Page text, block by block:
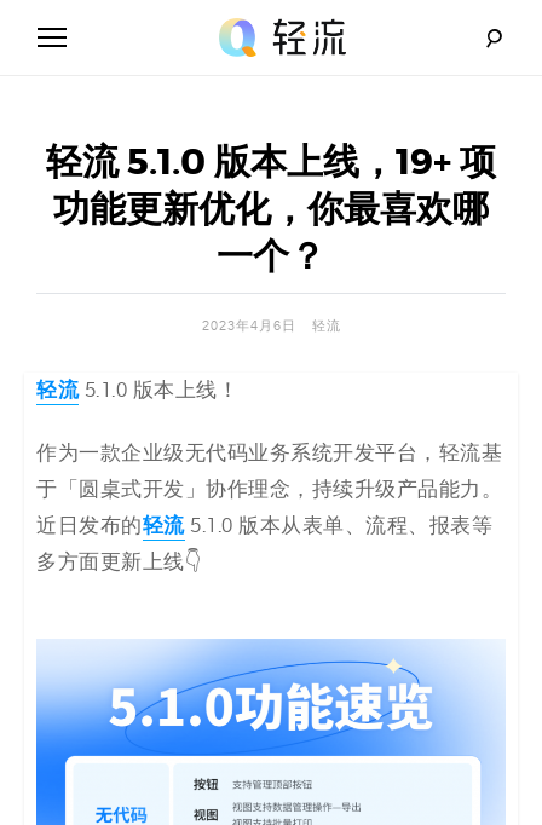
流
_
I
代
码
解
决
方
案
_
轻流 5.1.0 版本上线，19+ 项
功能更新优化，你最喜欢哪
一个？
2023年4月6日 轻流
轻流5.1.0 版本上线！
作为一款企业级无代码业务系统开发平台，轻流基
于「圆桌式开发」协作理念，持续升级产品能力。
近日发布的轻流5.1.0 版本从表单、流程、报表等
多方面更新上线👇